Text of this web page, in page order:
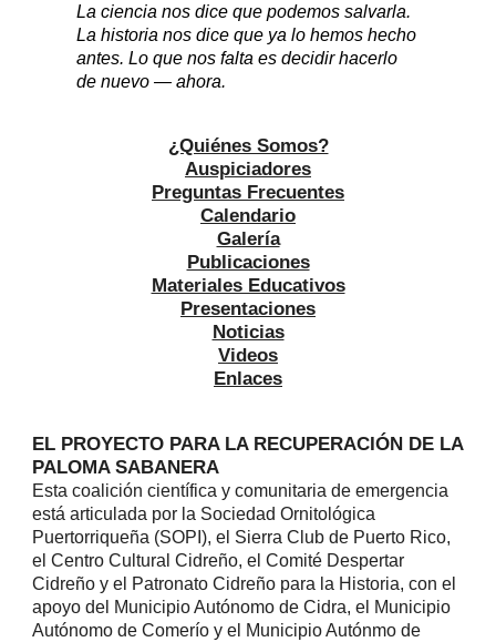
La ciencia nos dice que podemos salvarla.
La historia nos dice que ya lo hemos hecho
antes. Lo que nos falta es decidir hacerlo
de nuevo — ahora.
¿Quiénes Somos?
Auspiciadores
Preguntas Frecuentes
Calendario
Galería
Publicaciones
Materiales Educativos
Presentaciones
Noticias
Videos
Enlaces
EL PROYECTO PARA LA RECUPERACIÓN DE LA
PALOMA SABANERA
Esta coalición científica y comunitaria de emergencia
está articulada por la Sociedad Ornitológica
Puertorriqueña (SOPI), el Sierra Club de Puerto Rico,
el Centro Cultural Cidreño,el Comité Despertar
Cidreño y el Patronato Cidreño para la Historia, con el
apoyo del Municipio Autónomo de Cidra, el Municipio
Autónomo de Comerío y el Municipio Autónmo de